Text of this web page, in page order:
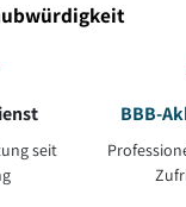
seit
BBB-